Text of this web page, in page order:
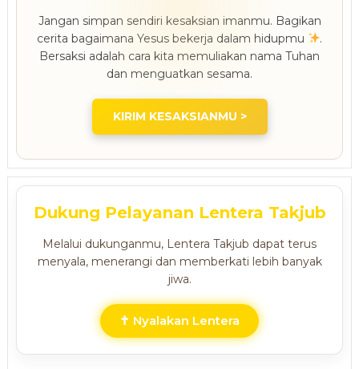
Jangan simpan sendiri kesaksian imanmu. Bagikan
cerita bagaimana Yesus bekerja dalam hidupmu
.
Bersaksi adalah cara kita memuliakan nama Tuhan
dan menguatkan sesama.
KIRIM KESAKSIANMU >
Dukung Pelayanan Lentera Takjub
Melalui dukunganmu, Lentera Takjub dapat terus
menyala, menerangi dan memberkati lebih banyak
jiwa.
✝ Nyalakan Lentera